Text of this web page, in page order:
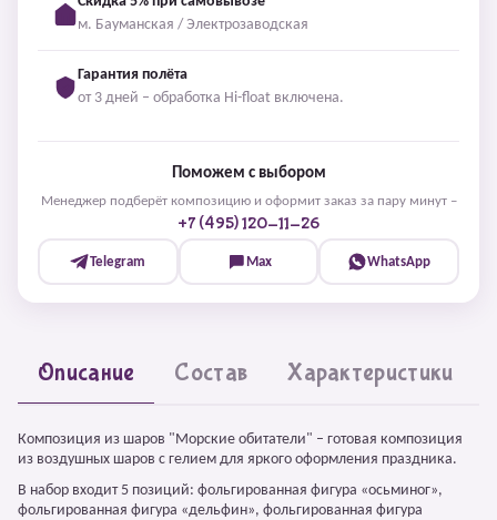
м. Бауманская / Электрозаводская
Гарантия полёта
от 3 дней – обработка Hi-float включена.
Поможем с выбором
Менеджер подберёт композицию и оформит заказ за пару минут –
+7 (495) 120-11-26
Telegram Max WhatsApp
Описание Состав Характеристики
Композиция из шаров "Морские обитатели" – готовая композиция
из воздушных шаров с гелием для яркого оформления праздника.
В набор входит 5 позиций: фольгированная фигура «осьминог»,
фольгированная фигура «дельфин», фольгированная фигура